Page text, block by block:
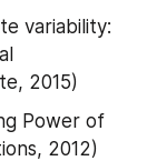
variability:
2015)
Power of
2012)